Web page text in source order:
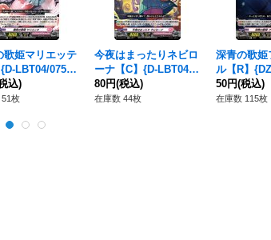
歌姫マリエッテ
{D-LBT04/075}
ルモナステリ
込)
枚
今夜はまったりネビロ
ーナ【C】{D-LBT04/0
74}《リリカルモナス
テリオ》
80円(税込)
在庫数 44枚
深青の歌姫
ル【R】
0}《リリカ
リオ》
50円(税込)
在庫数 115枚